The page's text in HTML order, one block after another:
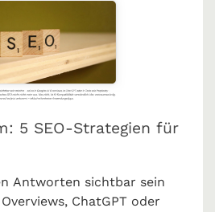
5 SEO-Strategien für
Antworten sichtbar sein
ChatGPT oder